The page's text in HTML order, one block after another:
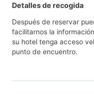
Detalles de recogida
Después de reservar
facilitarnos la
su hotel tenga acceso
punto de encuentro.